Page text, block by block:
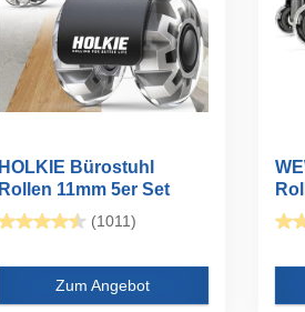
HOLKIE Bürostuhl
Rollen 11mm 5er Set
Grau Gummi...
(1011)
Zum Angebot